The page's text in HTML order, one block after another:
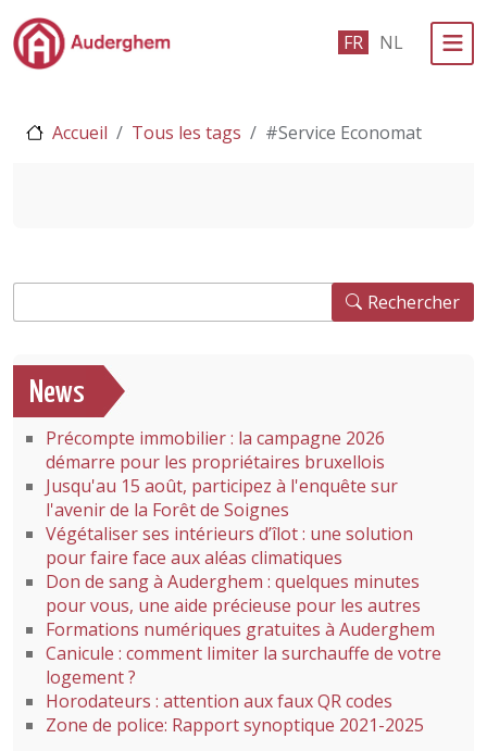
Passer au contenu principal FR NL
Accueil Tous les tags #Service Economat
Rechercher
News
Précompte immobilier : la campagne 2026
démarre pour les propriétaires bruxellois
Jusqu'au 15 août, participez à l'enquête sur
l'avenir de la Forêt de Soignes
Végétaliser ses intérieurs d’îlot : une solution
pour faire face aux aléas climatiques
Don de sang à Auderghem : quelques minutes
pour vous, une aide précieuse pour les autres
Formations numériques gratuites à Auderghem
Canicule : comment limiter la surchauffe de votre
logement ?
Horodateurs : attention aux faux QR codes
Zone de police: Rapport synoptique 2021-2025